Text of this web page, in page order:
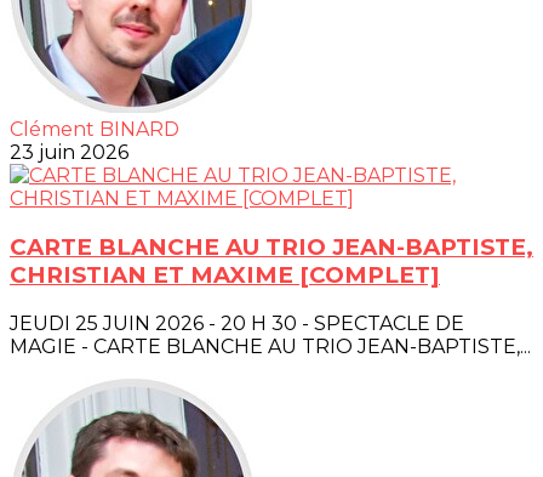
Clément BINARD
23 juin 2026
CARTE BLANCHE AU TRIO JEAN-BAPTISTE,
CHRISTIAN ET MAXIME [COMPLET]
JEUDI 25 JUIN 2026 - 20 H 30 - SPECTACLE DE
MAGIE - CARTE BLANCHE AU TRIO JEAN-BAPTISTE,...